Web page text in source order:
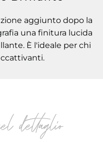
aggiunto dopo la
una finitura lucida
È l'ideale per chi
dettaglio